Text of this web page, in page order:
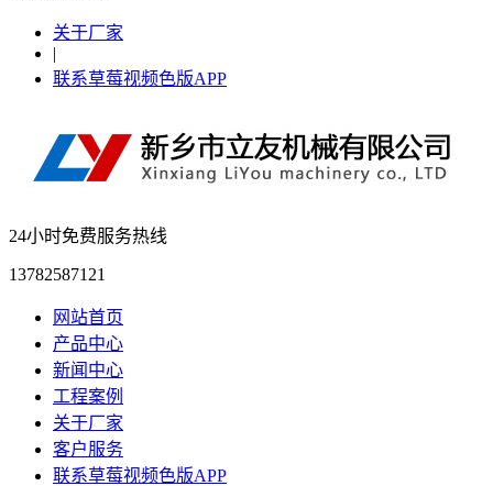
关于厂家
|
联系草莓视频色版APP
24小时免费服务热线
13782587121
网站首页
产品中心
新闻中心
工程案例
关于厂家
客户服务
联系草莓视频色版APP